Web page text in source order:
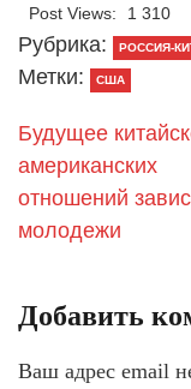
Post Views: 1 310
Рубрика: РОССИЯ-
Метки: США
Будущее
американских
отношений
молодежи
Добавить
Ваш адрес email